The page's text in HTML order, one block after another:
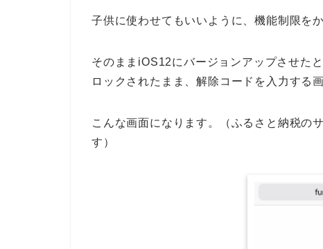
子供に使わせてもいいように、機能制限を
そのままiOS12にバージョンアップさせた
ロックされたまま、解除コードを入力する
こんな画面になります。（ふるさと納税の
す）